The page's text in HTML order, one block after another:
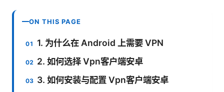
ON THIS PAGE
1. 为什么在 Android 上需要 VPN
2. 如何选择 Vpn客户端安卓
3. 如何安装与配置 Vpn客户端安卓